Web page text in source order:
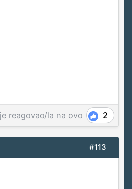
je reagovao/la na ovo 2
#113